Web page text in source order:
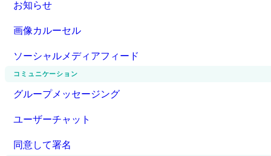
お知らせ
画像カルーセル
ソーシャルメディアフィード
コミュニケーション
グループメッセージング
ユーザーチャット
同意して署名